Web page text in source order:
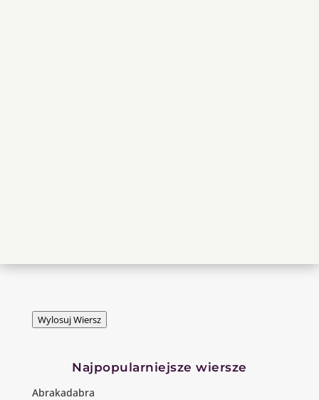
Wylosuj Wiersz
Najpopularniejsze wiersze
Abrakadabra